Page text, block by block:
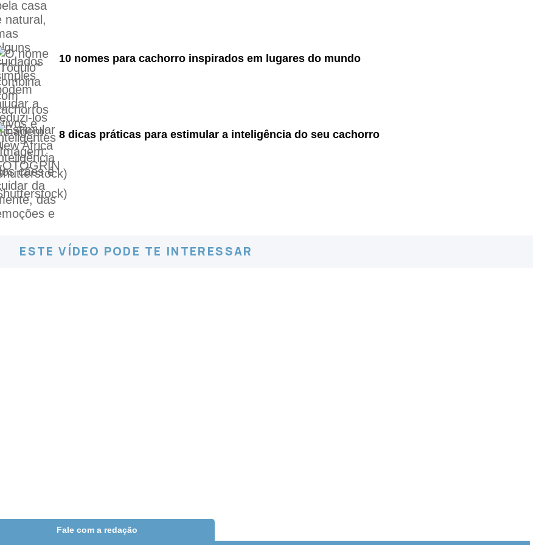
10 nomes para cachorro inspirados em lugares do mundo
8 dicas práticas para estimular a inteligência do seu cachorro
ESTE VÍDEO PODE TE INTERESSAR
Fale com a redação